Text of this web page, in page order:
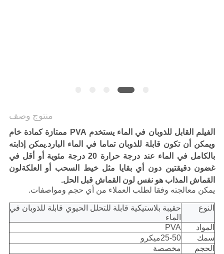
منتوج وصف
الفيلم القابل للذوبان في الماء يستخدم PVA ممتازة كمادة خام
ويمكن أن تكون قابلة للذوبان تماما في الماء البارد.يمكن إذابته
بالكامل في الماء عند درجة حرارة 20 درجة مئوية أو أقل في
غضون دقيقتين دون أي بقايا مثل خيط السحب أو العلكةلون
القماش المذاب هو نفس لون القماش قبل الحل.
يمكن معالجته وفقا لطلب العملاء من أي حجم ومواصفات.
النوع
حقيبة بلاستيكية قابلة للتحلل الحيوي قابلة للذوبان في
الماء
المواد
PVA
سمك
25-50ميكرو
الحجم
مخصصة